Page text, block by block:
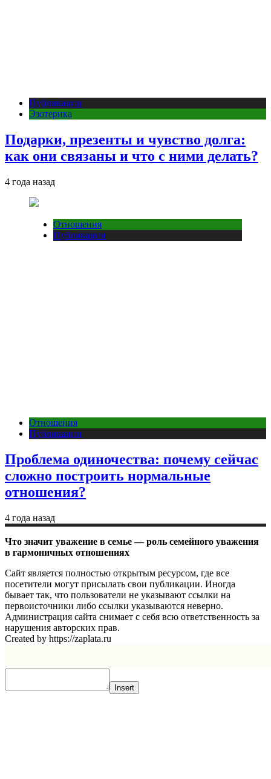
Публикации
Эзотерика
Подарки, презенты и чувство долга:
как они связаны и что с ними делать?
4 года назад
Отношения
Публикации
Отношения
Публикации
Проблема одиночества: почему сейчас
сложно построить нормальные
отношения?
4 года назад
Что значит уважение в семье — роль семейного уважения
в гармоничных отношениях
Сайт является полностью открытым ресурсом, где все
посетители могут присылать свои публикации. Иногда
бывает так, что пользователи не указывают ссылки на
первоисточники либо ссылки указываются неверно.
Администрация сайта снимает с себя всю ответственность за
нарушения авторских прав.
Created by https://zaplata.ru
Insert